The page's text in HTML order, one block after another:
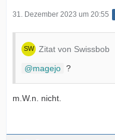
31. Dezember 2023 um 20:55
Zitat von Swissbob
magejo ?
m.W.n. nicht.